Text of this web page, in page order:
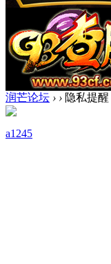
润芒论坛 › › 隐私提醒
a1245